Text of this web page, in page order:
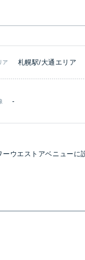
ア 札幌駅/大通エリア
-
ウエストアベニューに